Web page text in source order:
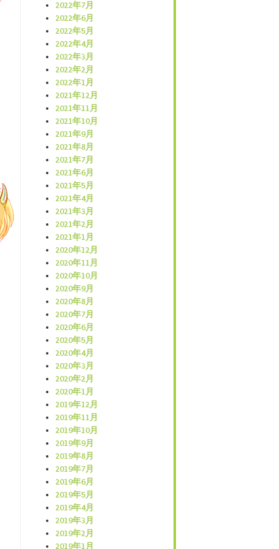
2022年7月
2022年6月
2022年5月
2022年4月
2022年3月
2022年2月
2022年1月
2021年12月
2021年11月
2021年10月
2021年9月
2021年8月
2021年7月
2021年6月
2021年5月
2021年4月
2021年3月
2021年2月
2021年1月
2020年12月
2020年11月
2020年10月
2020年9月
2020年8月
2020年7月
2020年6月
2020年5月
2020年4月
2020年3月
2020年2月
2020年1月
2019年12月
2019年11月
2019年10月
2019年9月
2019年8月
2019年7月
2019年6月
2019年5月
2019年4月
2019年3月
2019年2月
2019年1月